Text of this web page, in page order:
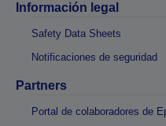
Información legal
Safety Data Sheets
Notificaciones de seguridad
Partners
Portal de colaboradores de